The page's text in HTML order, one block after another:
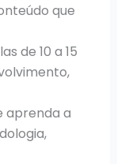
que
de 10 a 15
aprenda a